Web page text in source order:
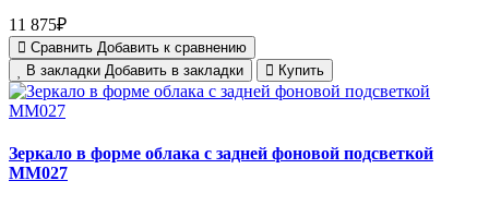
11 875₽
Сравнить Добавить к сравнению
В закладки Добавить в закладки Купить
Зеркало в форме облака с задней фоновой подсветкой
MM027